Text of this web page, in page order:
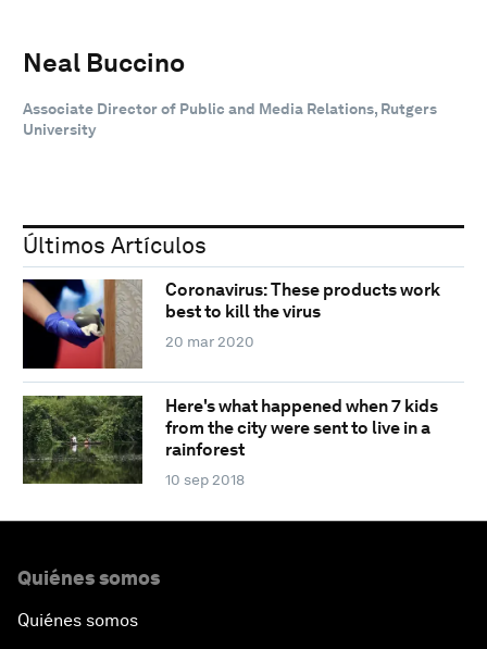
Neal Buccino
Associate Director of Public and Media Relations, Rutgers
University
Últimos Artículos
Coronavirus: These products work
best to kill the virus
20 mar 2020
Here's what happened when 7 kids
from the city were sent to live in a
rainforest
10 sep 2018
Quiénes somos
Quiénes somos